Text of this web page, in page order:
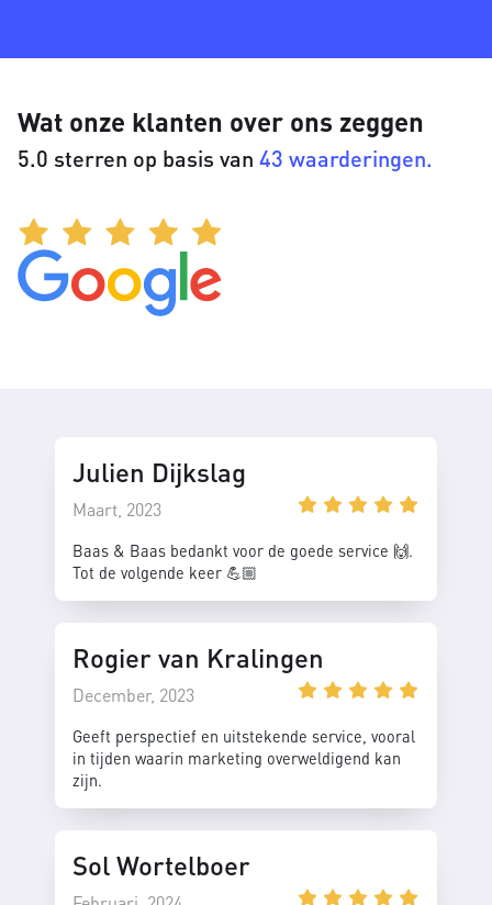
Wat onze klanten over ons zeggen
5.0 sterren op basis van 43 waarderingen.
Julien Dijkslag
Maart, 2023
Baas & Baas bedankt voor de goede service 🙌.
Tot de volgende keer 💪🏼
Rogier van Kralingen
December, 2023
Geeft perspectief en uitstekende service, vooral
in tijden waarin marketing overweldigend kan
zijn.
Sol Wortelboer